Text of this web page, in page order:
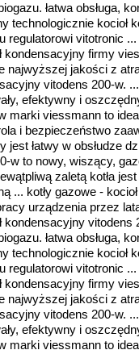
łatwa obsługa,
technologicznie kocioł
regulatorowi vitotronic
kondensacyjny firmy
najwyższej jakości z
vitodens 200-w.
efektywny i
marki viessmann to
i bezpieczeństwo
jest łatwy w obsłudze
w to nowy, wiszący,
zaletą kotła
... kotły gazowe -
urządzenia przez
kondensacyjny
łatwa obsługa,
technologicznie kocioł
regulatorowi vitotronic
kondensacyjny firmy
najwyższej jakości z
vitodens 200-w.
efektywny i
marki viessmann to